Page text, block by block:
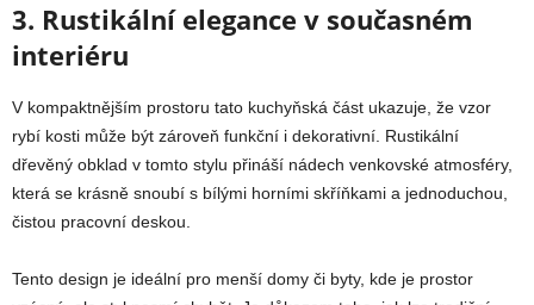
3. Rustikální elegance v současném
interiéru
V kompaktnějším prostoru tato kuchyňská část ukazuje, že vzor
rybí kosti může být zároveň funkční i dekorativní. Rustikální
dřevěný obklad v tomto stylu přináší nádech venkovské atmosféry,
která se krásně snoubí s bílými horními skříňkami a jednoduchou,
čistou pracovní deskou.
Tento design je ideální pro menší domy či byty, kde je prostor